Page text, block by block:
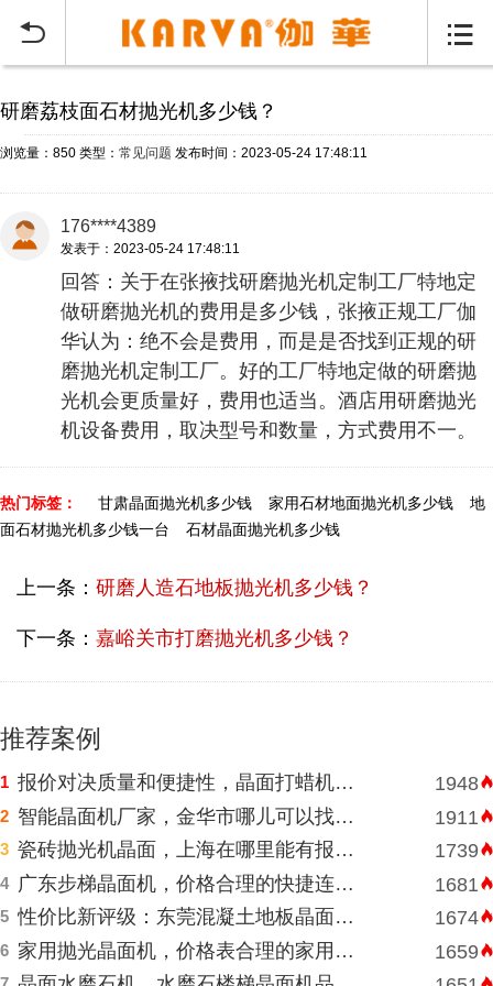
 
研磨荔枝面石材抛光机多少钱？
浏览量：850 类型： 常见问题 发布时间：2023-05-24 17:48:11
176****4389
发表于：2023-05-24 17:48:11
回答：关于在张掖找研磨抛光机定制工厂特地定
做研磨抛光机的费用是多少钱，张掖正规工厂伽
华认为：绝不会是费用，而是是否找到正规的研
磨抛光机定制工厂。好的工厂特地定做的研磨抛
光机会更质量好，费用也适当。酒店用研磨抛光
机设备费用，取决型号和数量，方式费用不一。
热门标签： 甘肃晶面抛光机多少钱 家用石材地面抛光机多少钱
地
面石材抛光机多少钱一台
石材晶面抛光机多少钱
上一条： 研磨人造石地板抛光机多少钱？
下一条： 嘉峪关市打磨抛光机多少钱？
推荐案例
1 报价对决质量和便捷性，晶面打蜡机河南挑选需明智判断 1948
2 智能晶面机厂家，金华市哪儿可以找到价格表合理水磨石晶面机？ 1911
3 瓷砖抛光机晶面，上海在哪里能有报价合理高速晶面机？ 1739
4 广东步梯晶面机，价格合理的快捷连锁酒店水磨石晶面机 1681
5 性价比新评级：东莞混凝土地板晶面机的性能和耐久性胜于低廉价格表 1674
6 家用抛光晶面机，价格表合理的家用抛光晶面机 1659